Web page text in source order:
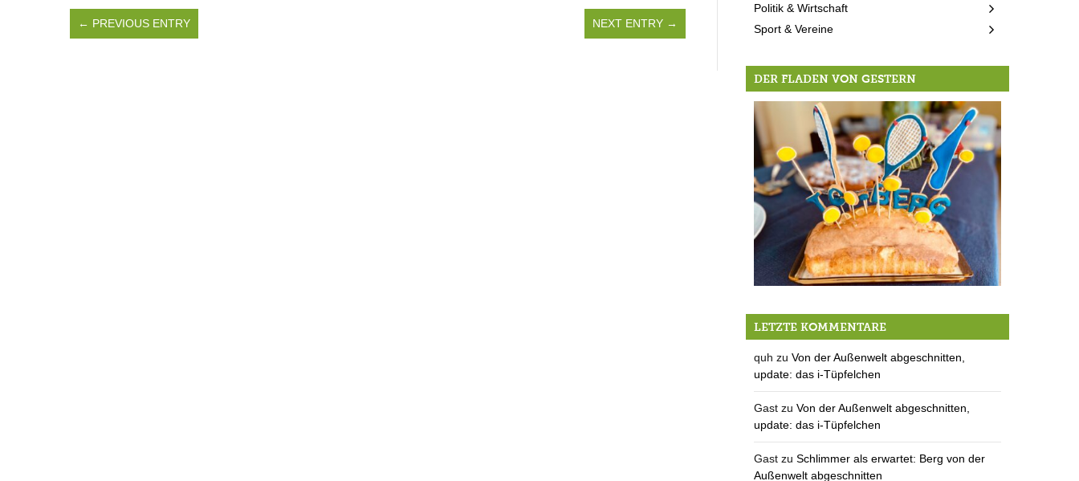
← PREVIOUS ENTRY NEXT ENTRY →
Politik & Wirtschaft
Sport & Vereine
DER FLADEN VON GESTERN
LETZTE KOMMENTARE
quh zuVon der Außenwelt abgeschnitten,
update: das i-Tüpfelchen
Gast zuVon der Außenwelt abgeschnitten,
update: das i-Tüpfelchen
Gast zuSchlimmer als erwartet: Berg von der
Außenwelt abgeschnitten